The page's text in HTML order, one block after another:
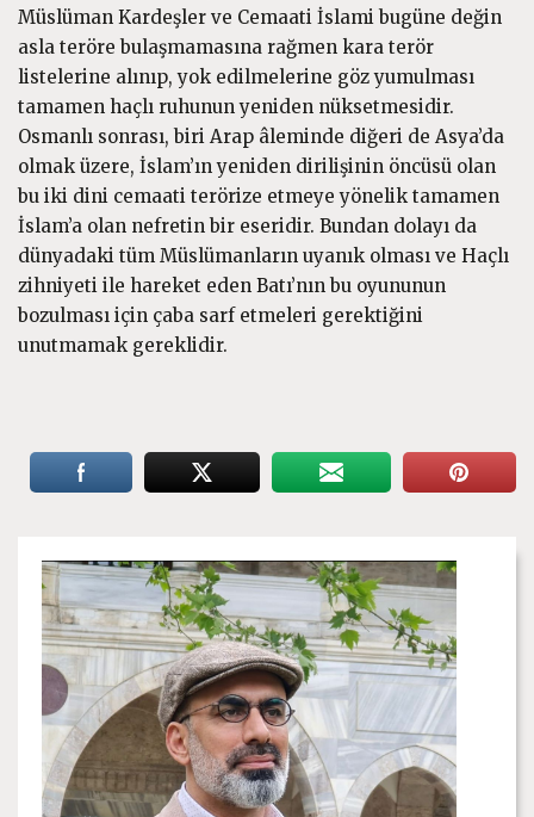
Müslüman Kardeşler ve Cemaati İslami bugüne değin
asla teröre bulaşmamasına rağmen kara terör
listelerine alınıp, yok edilmelerine göz yumulması
tamamen haçlı ruhunun yeniden nüksetmesidir.
Osmanlı sonrası, biri Arap âleminde diğeri de Asya’da
olmak üzere, İslam’ın yeniden dirilişinin öncüsü olan
bu iki dini cemaati terörize etmeye yönelik tamamen
İslam’a olan nefretin bir eseridir. Bundan dolayı da
dünyadaki tüm Müslümanların uyanık olması ve Haçlı
zihniyeti ile hareket eden Batı’nın bu oyununun
bozulması için çaba sarf etmeleri gerektiğini
unutmamak gereklidir.